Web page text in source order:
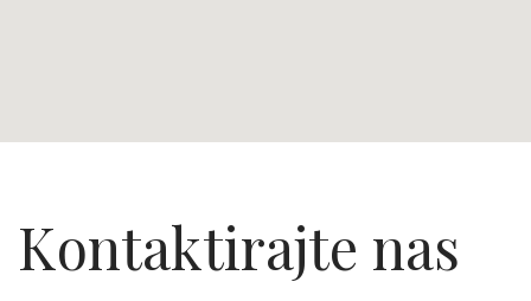
Kontaktirajte nas